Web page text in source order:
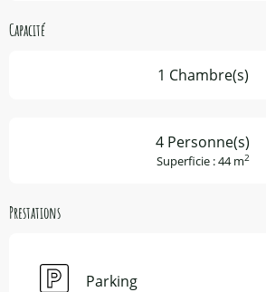
Capacité
1 Chambre(s)
4 Personne(s)
Superficie : 44 m2
Prestations
Parking